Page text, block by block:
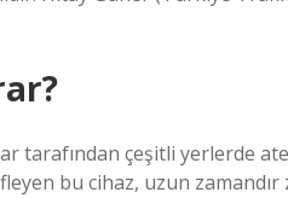
tarafından çeşitli yerlerde
bu cihaz, uzun